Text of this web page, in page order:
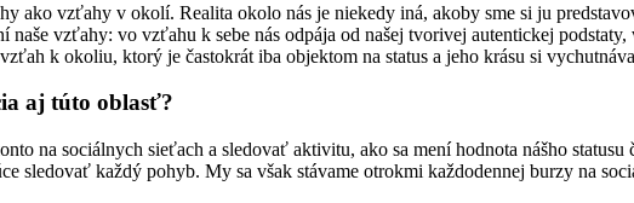
ako vzťahy v okolí. Realita okolo nás je niekedy iná, akoby sme si ju
naše vzťahy: vo vzťahu k sebe nás odpája od našej tvorivej autentickej
k okoliu, ktorý je častokrát iba objektom na status a jeho krásu si
aj túto oblasť?
na sociálnych sieťach a sledovať aktivitu, ako sa mení hodnota nášho
sledovať každý pohyb. My sa však stávame otrokmi každodennej burzy na